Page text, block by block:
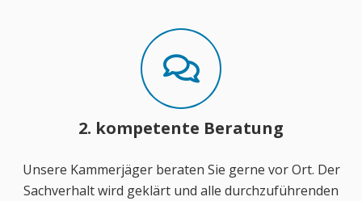
2. kompetente Beratung
Unsere Kammerjäger beraten Sie gerne vor Ort. Der
Sachverhalt wird geklärt und alle durchzuführenden